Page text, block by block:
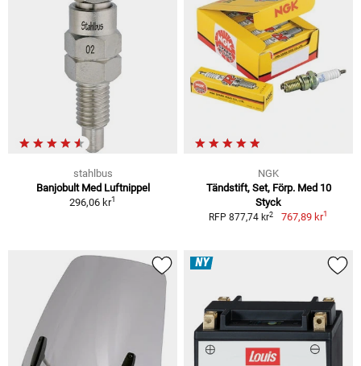
stahlbus
Banjobult Med Luftnippel
296,06 kr1
NGK
Tändstift, Set, Förp. Med 10
Styck
RFP 877,74 kr2 767,89 kr1
NY